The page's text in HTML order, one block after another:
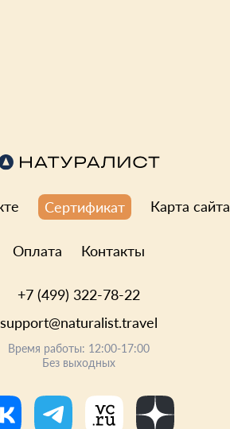
Сертификат Карта сайта
Оплата Контакты
+7 (499) 322-78-22
support@naturalist.travel
Время работы: 12:00-17:00
Без выходных